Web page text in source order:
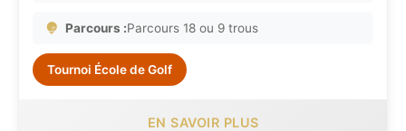
Parcours :Parcours 18 ou 9 trous
Tournoi École de Golf
EN SAVOIR PLUS